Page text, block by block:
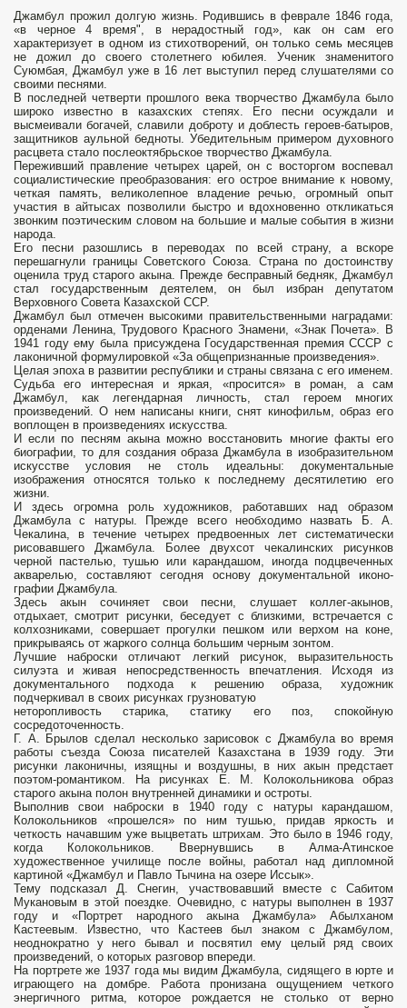
Джамбул прожил долгую жизнь. Родившись в феврале 1846 года,
«в черное 4 время", в нерадостный год», как он сам его
характеризует в одном из стихо­творений, он только семь месяцев
не дожил до своего столетнего юбилея. Ученик знаменитого
Суюмбая, Джамбул уже в 16 лет выступил перед слушателями со
своими песнями.
В последней четверти прошлого века творчество Джамбула было
широко из­вестно в казахских степях. Его песни осуждали и
высмеивали богачей, славили доброту и доблесть героев-батыров,
защитников аульной бедноты. Убедительным примером духовного
расцвета стало послеоктябрьское творчество Джамбула.
Переживший прав­ление четырех царей, он с восторгом вос­певал
социалистические преобразования: его острое внимание к новому,
четкая память, великолепное владение речью, огромный опыт
участия в айтысах позволили быстро и вдохновенно откли­каться
звонким поэтическим словом на большие и малые события в жизни
на­рода.
Его песни разошлись в переводах по всей страну, а вскоре
перешагнули границы Советского Союза. Страна по достоинству
оценила труд старого акына. Прежде бесправный бедняк, Джамбул
стал государственным деятелем, он был избран депутатом
Верховного Совета Казахской ССР.
Джамбул был отмечен высокими правительственными наградами:
орденами Ленина, Трудового Красного Знамени, «Знак Почета». В
1941 году ему была присуждена Государственная премия СССР с
лаконичной формулировкой «За общепризнанные произведения».
Целая эпоха в развитии республики и страны связана с его именем.
Судьба его интересная и яркая, «просится» в роман, а сам
Джамбул, как легендарная личность, стал героем многих
произведений. О нем написаны книги, снят кино­фильм, образ его
воплощен в произведениях искусства.
И если по песням акына можно восстановить многие факты его
биографии, то для создания образа Джамбула в изобразительном
искусстве условия не столь идеальны: докумен­тальные
изображения относятся только к последнему десятилетию его
жизни.
И здесь огромна роль художников, работавших над образом
Джамбула с натуры. Прежде всего необходимо назвать Б. А.
Чекалина, в течение четырех предвоенных лет систематически
рисовавшего Джамбула. Более двухсот чекалинских рисунков
черной пастелью, тушью или карандашом, иногда под­цвеченных
акварелью, составляют сегодня основу документальной иконо­
графии Джамбула.
Здесь акын сочиняет свои песни, слушает коллег-акынов,
отдыхает, смотрит рисунки, беседует с близкими, встречается с
колхозниками, совершает прогулки пешком или верхом на коне,
прикрываясь от жаркого солнца большим черным зонтом.
Лучшие наброски отличают легкий рисунок, выразительность
силуэта и живая непосредственность впечатления. Исходя из
документального подхода к решению образа, художник
подчеркивал в своих рисунках грузноватую
неторопливость старика, статику его поз, спокойную
сосредоточенность.
Г. А. Брылов сделал несколько зарисовок с Джамбула во время
работы съезда Союза писателей Казахстана в 1939 году. Эти
рисунки лаконичны, изящны и воздушны, в них акын предстает
поэтом-романтиком. На рисунках Е. М. Колокольникова образ
старого акына полон внутренней динамики и остроты.
Выполнив свои наброски в 1940 году с натуры каран­дашом,
Колокольников «прошелся» по ним тушью, придав яркость и
четкость начавшим уже выцветать штрихам. Это было в 1946 году,
когда Колокольников. Ввернувшись в Алма-Атинское
художественное училище после войны, работал над дипломной
картиной «Джамбул и Павло Тычина на озере Иссык».
Тему подсказал Д. Снегин, участвовавший вместе с Сабитом
Мукановым в этой по­ездке. Очевидно, с натуры выполнен в 1937
году и «Портрет народного акына Джам­була» Абылханом
Кастеевым. Известно, что Кастеев был знаком с Джамбулом,
неоднократно у него бывал и посвятил ему целый ряд своих
произведений, о которых разговор впереди.
На портрете же 1937 года мы видим Джамбула, сидящего в юрте и
играющего на домбре. Работа пронизана ощущением четкого
энергичного ритма, которое рождается не столько от верно